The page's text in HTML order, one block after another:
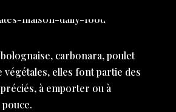
carbonara, poulet
végétales, elles font partie des
à emporter ou à